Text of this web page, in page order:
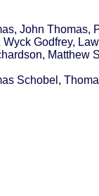
John Thomas,
Godfrey,
Matthew
Schobel,